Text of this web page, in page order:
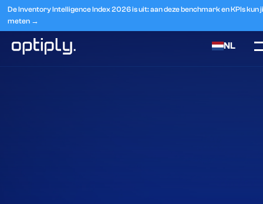
De Inventory Intelligence Index 2026 is uit: aan deze benchmark en KPIs kun
meten →
NL